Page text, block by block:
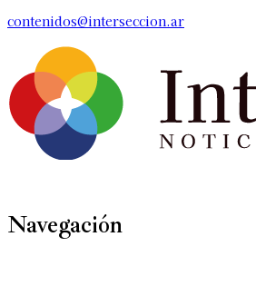
contenidos@interseccion.ar
Navegación